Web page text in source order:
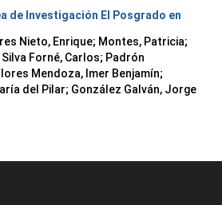
de Investigación El Posgrado en
Nieto, Enrique; Montes, Patricia;
Silva Forné, Carlos; Padrón
Mendoza, Imer Benjamín;
del Pilar; González Galván, Jorge